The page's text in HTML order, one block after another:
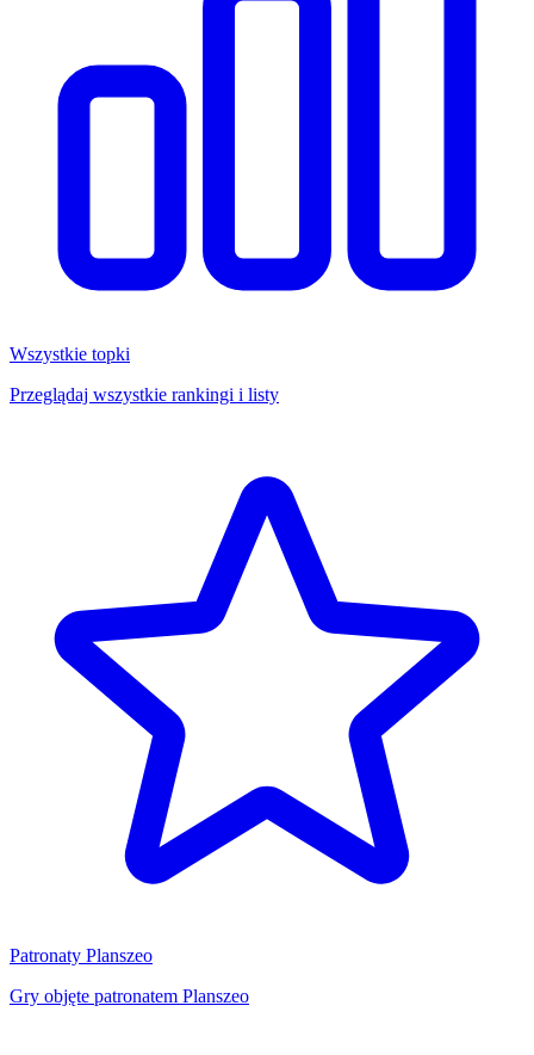
Wszystkie topki
Przeglądaj wszystkie rankingi i listy
Patronaty Planszeo
Gry objęte patronatem Planszeo